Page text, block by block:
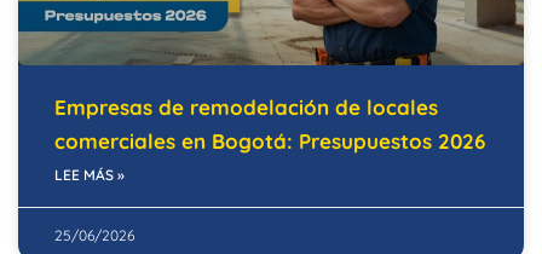
Empresas de remodelación de locales
comerciales en Bogotá: Presupuestos 2026
LEE MÁS »
25/06/2026